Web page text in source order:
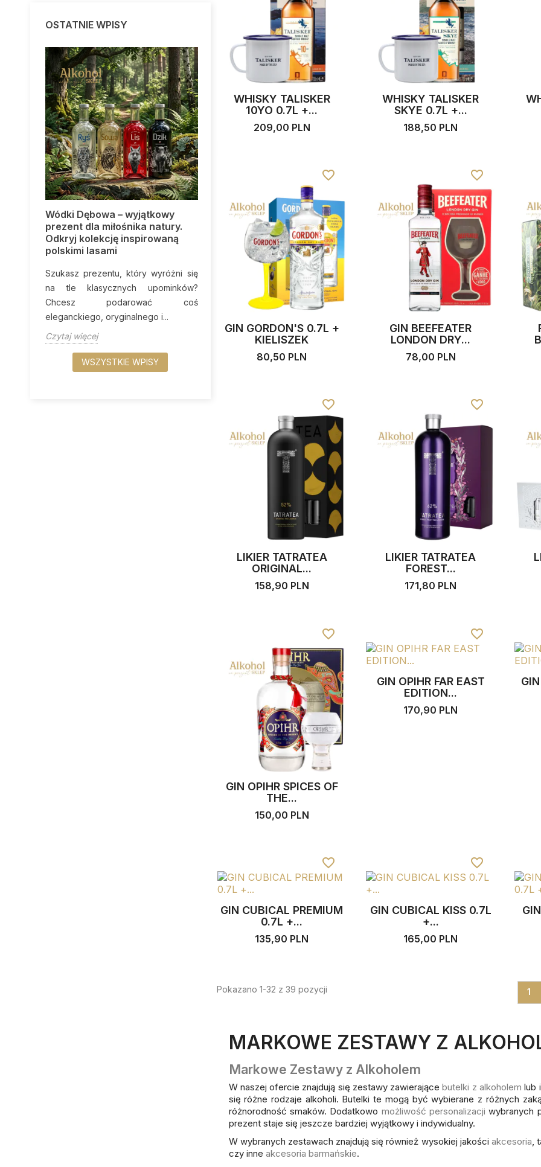
OSTATNIE WPISY
Wódki Dębowa – wyjątkowy
prezent dla miłośnika natury.
Odkryj kolekcję inspirowaną
polskimi lasami
Szukasz prezentu, który wyróżni się
na tle klasycznych upominków?
Chcesz podarować coś
eleganckiego, oryginalnego i...
Czytaj więcej
Pakiety mini alkoholi na wieczór
panieński i kawalerski – idealny
początek ślubnych emocji
Organizacja ślubu i wesela to
wyjątkowy czas pełen przygotowań,
emocji i niezapomnianych chwil.
Zanim jednak przyszła...
Czytaj więcej
Prezent dla muzyka –
oryginalny upominek, który
zagra pierwsze skrzypce
Wybór prezentu dla muzyka bywa nie
lada wyzwaniem. Osoby związane z
muzyką często posiadają już
instrumenty,...
Czytaj więcej
WSZYSTKIE WPISY
WHISKY TALISKER
10YO 0.7L +...
209,00 PLN
WHISKY TALISKER
SKYE 0.7L +...
188,50 PLN
GIN GORDON'S 0.7L +
KIELISZEK
80,50 PLN
favorite_border
GIN BEEFEATER
LONDON DRY...
78,00 PLN
favorite_border
LIKIER TATRATEA
ORIGINAL...
158,90 PLN
favorite_border
LIKIER TATRATEA
FOREST...
171,80 PLN
favorite_border
GIN OPIHR SPICES OF
THE...
150,00 PLN
favorite_border
GIN OPIHR FAR EAST
EDITION...
170,90 PLN
favorite_border
GIN CUBICAL PREMIUM
0.7L +...
135,90 PLN
favorite_border
GIN CUBICAL KISS 0.7L
+...
165,00 PLN
favorite_border
Pokazano 1-32 z 39 pozycji 1
MARKOWE ZESTAWY Z
Markowe Zestawy z Alkoholem
W naszej ofercie znajdują się zestawy zawierającebutelki z alkoholem lub
się różne rodzaje alkoholi. Butelki te mogą być wybierane z różnych
różnorodność smaków. Dodatkowo możliwość personalizacji wybranych
prezent staje się jeszcze bardziej wyjątkowy i indywidualny.
W wybranych zestawach znajdują się również wysokiej jakościakcesoria ,
czy inne akcesoria barmańskie.